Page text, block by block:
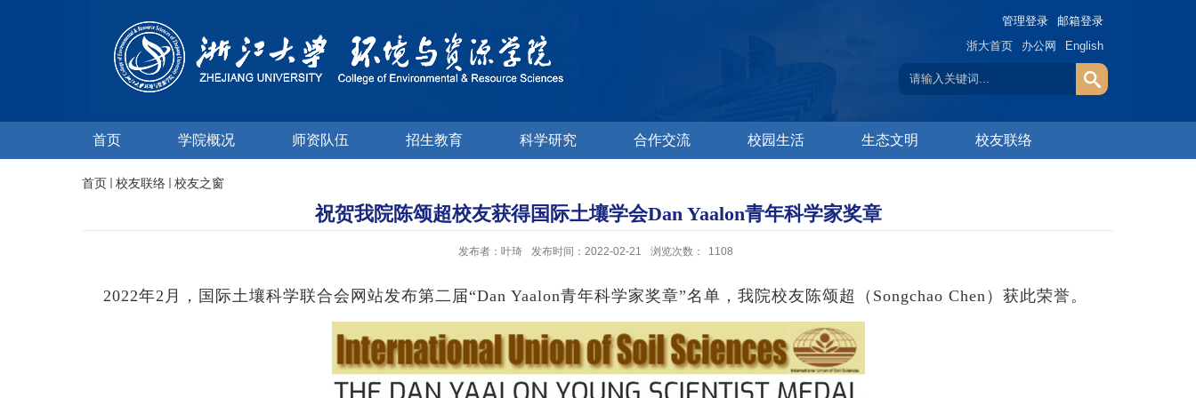
管理登录
邮箱登录
浙大首页
办公网 English
首页 学院概况 师资队伍 招生教育 科学研究 合作交流 校园生活 生态文明 校友联络
首页 校友联络 校友之窗
祝贺我院陈颂超校友获得国际土壤学会Dan Yaalon青年科学家奖章
发布者：叶琦 发布时间：2022-02-21 浏览次数： 1108
2022年2 月，国际土壤科学联合会网站发布第二届“Dan Yaalon青年科学家奖章”名单，我院校友陈颂超（ Songchao Chen ）获此荣誉。